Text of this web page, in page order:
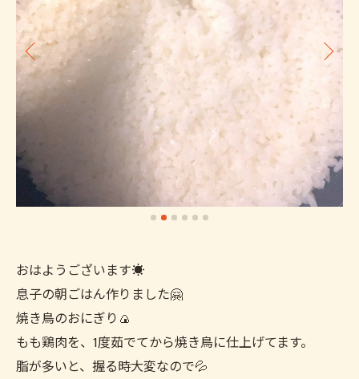
おはようございます☀️
息子の朝ごはん作りました🤗
焼き鳥のおにぎり🍙
もも鶏肉を、1度茹でてから焼き鳥に仕上げてます。
脂が多いと、握る時大変なので💦